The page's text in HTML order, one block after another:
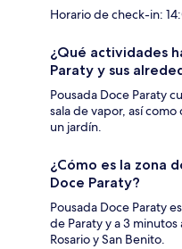
Horario de check-in:
¿Qué actividades
Paraty y sus
Pousada Doce Paraty
sala de vapor, así
un jardín.
¿Cómo es la zona
Doce Paraty?
Pousada Doce Paraty
de Paraty y a 3
Rosario y San Benito.